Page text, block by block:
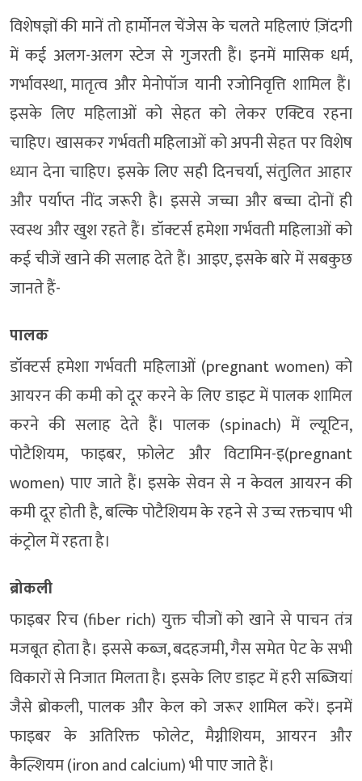
विशेषज्ञों की मानें तो हार्मोनल चेंजेस के चलते महिलाएं ज़िंदगी
में कई अलग-अलग स्टेज से गुजरती हैं। इनमें मासिक धर्म,
गर्भावस्था, मातृत्व और मेनोपॉज यानी रजोनिवृत्ति शामिल हैं।
इसके लिए महिलाओं को सेहत को लेकर एक्टिव रहना
चाहिए। खासकर गर्भवती महिलाओं को अपनी सेहत पर विशेष
ध्यान देना चाहिए। इसके लिए सही दिनचर्या, संतुलित आहार
और पर्याप्त नींद जरूरी है। इससे जच्चा और बच्चा दोनों ही
स्वस्थ और खुश रहते हैं। डॉक्टर्स हमेशा गर्भवती महिलाओं को
कई चीजें खाने की सलाह देते हैं। आइए, इसके बारे में सबकुछ
जानते हैं-
पालक
डॉक्टर्स हमेशा गर्भवती महिलाओं (pregnant women) को
आयरन की कमी को दूर करने के लिए डाइट में पालक शामिल
करने की सलाह देते हैं। पालक (spinach) में ल्यूटिन,
पोटैशियम, फाइबर, फ़ोलेट और विटामिन-इ(pregnant
women) पाए जाते हैं। इसके सेवन से न केवल आयरन की
कमी दूर होती है, बल्कि पोटैशियम के रहने से उच्च रक्तचाप भी
कंट्रोल में रहता है।
ब्रोकली
फाइबर रिच (fiber rich) युक्त चीजों को खाने से पाचन तंत्र
मजबूत होता है। इससे कब्ज, बदहजमी, गैस समेत पेट के सभी
विकारों से निजात मिलता है। इसके लिए डाइट में हरी सब्जियां
जैसे ब्रोकली, पालक और केल को जरूर शामिल करें। इनमें
फाइबर के अतिरिक्त फोलेट, मैग्नीशियम, आयरन और
कैल्शियम (iron and calcium) भी पाए जाते हैं।